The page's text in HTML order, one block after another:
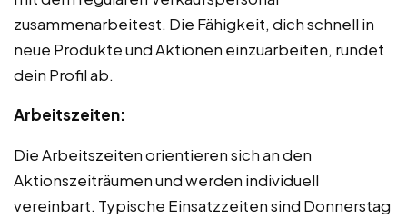
zusammenarbeitest. Die Fähigkeit, dich schnell in
neue Produkte und Aktionen einzuarbeiten, rundet
dein Profil ab.
Arbeitszeiten:
Die Arbeitszeiten orientieren sich an den
Aktionszeiträumen und werden individuell
vereinbart. Typische Einsatzzeiten sind Donnerstag